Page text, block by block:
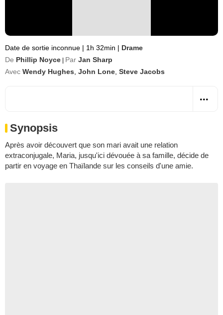
Date de sortie inconnue | 1h 32min | Drame
De Phillip Noyce Par Jan Sharp
Avec Wendy Hughes John Lone Steve Jacobs
Synopsis
Après avoir découvert que son mari avait une relation
extraconjugale, Maria, jusqu'ici dévouée à sa famille, décide de
partir en voyage en Thaïlande sur les conseils d'une amie.